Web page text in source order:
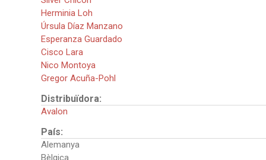
Herminia Loh
Úrsula Díaz Manzano
Esperanza Guardado
Cisco Lara
Nico Montoya
Gregor Acuña-Pohl
Distribuïdora:
Avalon
País:
Alemanya
Bèlgica